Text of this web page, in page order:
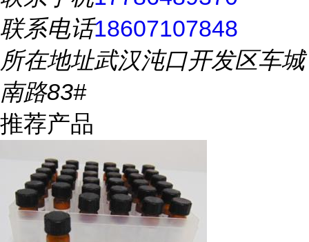
联系电话18607107848
所在地址武汉沌口开发区车城
南路83#
推荐产品